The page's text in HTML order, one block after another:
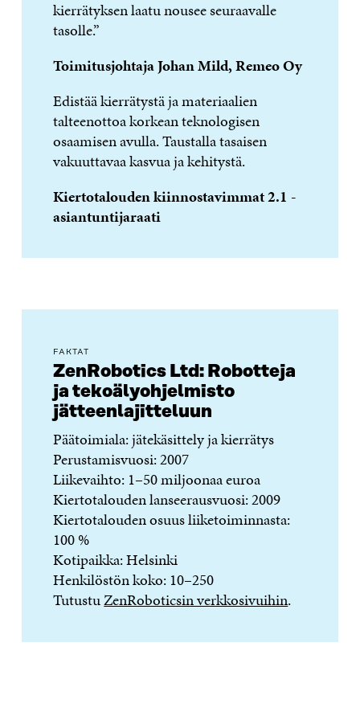
kierrätyksen laatu nousee seuraavalle
tasolle.”
Toimitusjohtaja Johan Mild, Remeo Oy
Edistää kierrätystä ja materiaalien
talteenottoa korkean teknologisen
osaamisen avulla. Taustalla tasaisen
vakuuttavaa kasvua ja kehitystä.
Kiertotalouden kiinnostavimmat 2.1 -
asiantuntijaraati
FAKTAT
ZenRobotics Ltd: Robotteja
ja tekoälyohjelmisto
jätteenlajitteluun
Päätoimiala: jätekäsittely ja kierrätys
Perustamisvuosi: 2007
Liikevaihto: 1–50 miljoonaa euroa
Kiertotalouden lanseerausvuosi: 2009
Kiertotalouden osuus liiketoiminnasta:
100 %
Kotipaikka: Helsinki
Henkilöstön koko: 10–250
TutustuZenRoboticsin verkkosivuihin.